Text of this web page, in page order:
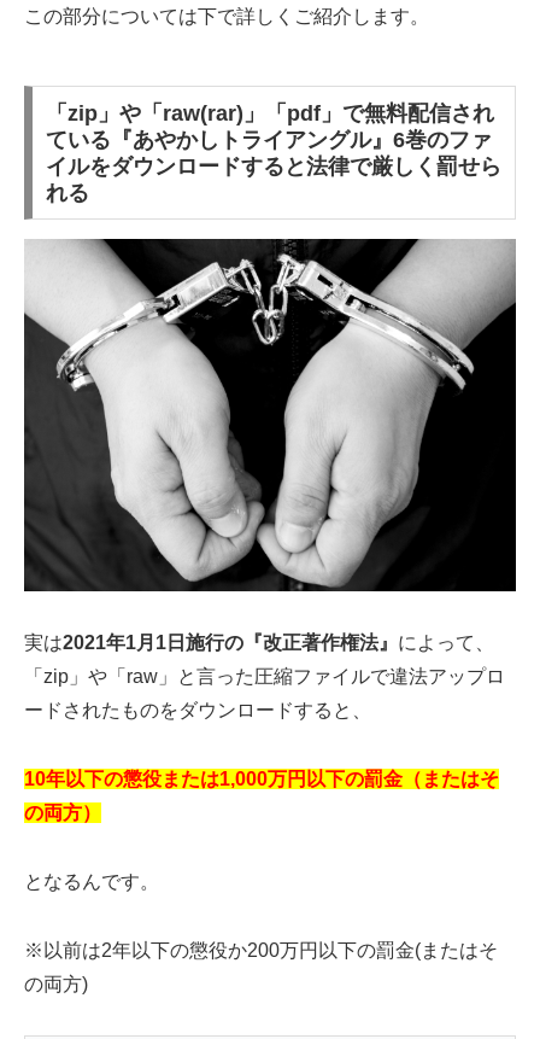
この部分については下で詳しくご紹介します。
「zip」や「raw(rar)」「pdf」で無料配信され
ている『あやかしトライアングル』6巻のファ
イルをダウンロードすると法律で厳しく罰せら
れる
実は2021年1月1日施行の『改正著作権法』 によって、
「zip」や「raw」と言った圧縮ファイルで違法アップロ
ードされたものをダウンロードすると、
10年以下の懲役または1,000万円以下の罰金（またはそ
の両方）
となるんです。
※以前は2年以下の懲役か200万円以下の罰金(またはそ
の両方)